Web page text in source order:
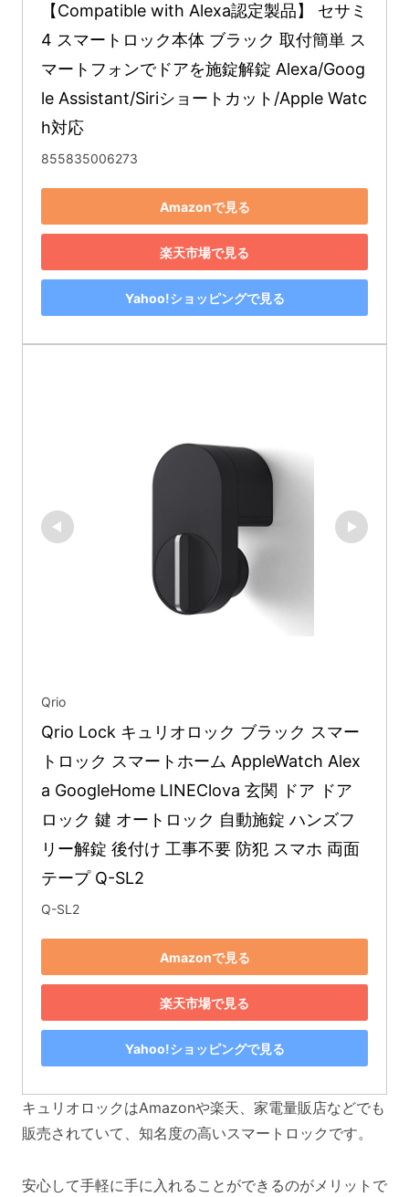
【Compatible with Alexa認定製品】 セサミ
4 スマートロック本体 ブラック 取付簡単 ス
マートフォンでドアを施錠解錠 Alexa/Goog
le Assistant/Siriショートカット/Apple Watc
h対応
855835006273
Amazonで見る
楽天市場で見る
Yahoo!ショッピングで見る
Qrio
Qrio Lock キュリオロック ブラック スマー
トロック スマートホーム AppleWatch Alex
a GoogleHome LINEClova 玄関 ドア ドア
ロック 鍵 オートロック 自動施錠 ハンズフ
リー解錠 後付け 工事不要 防犯 スマホ 両面
テープ Q-SL2
Q-SL2
Amazonで見る
楽天市場で見る
Yahoo!ショッピングで見る
キュリオロックはAmazonや楽天、家電量販店などでも
販売されていて、知名度の高いスマートロックです。
安心して手軽に手に入れることができるのがメリットで